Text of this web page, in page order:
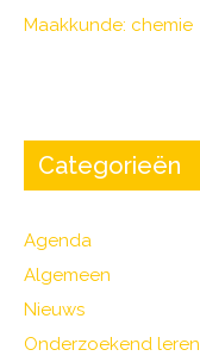
Maakkunde: chemie
Categorieën
Agenda
Algemeen
Nieuws
Onderzoekend leren